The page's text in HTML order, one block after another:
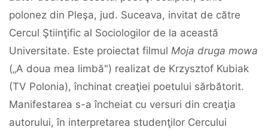
polonez din Pleşa, jud. Suceava, invitat de către
Cercul Ştiinţific al Sociologilor de la această
Universitate. Este proiectat filmul Moja druga mowa
(„A doua mea limbă") realizat de Krzysztof Kubiak
(TV Polonia), închinat creaţiei poetului sărbătorit.
Manifestarea s-a încheiat cu versuri din creaţia
autorului, în interpretarea studenţilor Cercului